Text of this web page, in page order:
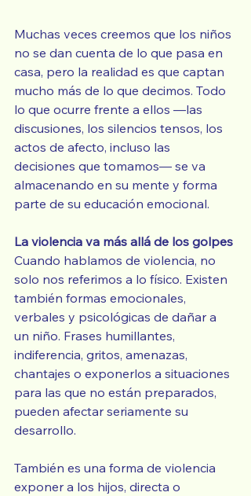
Muchas veces creemos que los niños
no se dan cuenta de lo que pasa en
casa, pero la realidad es que captan
mucho más de lo que decimos. Todo
lo que ocurre frente a ellos —las
discusiones, los silencios tensos, los
actos de afecto, incluso las
decisiones que tomamos— se va
almacenando en su mente y forma
parte de su educación emocional.
La violencia va más allá de los golpes
Cuando hablamos de violencia, no
solo nos referimos a lo físico. Existen
también formas emocionales,
verbales y psicológicas de dañar a
un niño. Frases humillantes,
indiferencia, gritos, amenazas,
chantajes o exponerlos a situaciones
para las que no están preparados,
pueden afectar seriamente su
desarrollo.
También es una forma de violencia
exponer a los hijos, directa o